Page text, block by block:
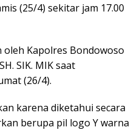
(25/4) sekitar jam 17.00
Kapolres Bondowoso
SIK. MIK saat
(26/4).
karena diketahui secara
berupa pil logo Y warna